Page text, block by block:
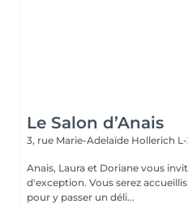
Le Salon d’Anais
3, rue Marie-Adelaïde Hollerich L-
Anais, Laura et Doriane vous
d'exception. Vous serez accueillis dans un cadre raffiné et feutré
pour y passer un déli...